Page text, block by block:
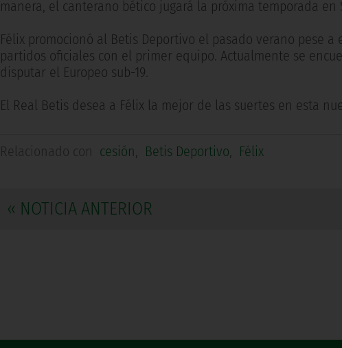
manera, el canterano bético jugará la próxima temporada en
Félix promocionó al Betis Deportivo el pasado verano pese
partidos oficiales con el primer equipo. Actualmente se
disputar el Europeo sub-19.
El Real Betis desea a Félix la mejor de las suertes en esta
Relacionado con cesión, Betis Deportivo, Félix
« NOTICIA ANTERIOR